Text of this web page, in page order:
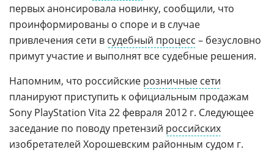
первых анонсировала новинку, сообщили, что
проинформированы о споре и в случае
привлечения сети в судебный процесс – безусловно
примут участие и выполнят все судебные решения.
Напомним, что российские розничные сети
планируют приступить к официальным продажам
Sony PlayStation Vita 22 февраля 2012 г. Следующее
заседание по поводу претензий российских
изобретателей Хорошевским районным судом г.